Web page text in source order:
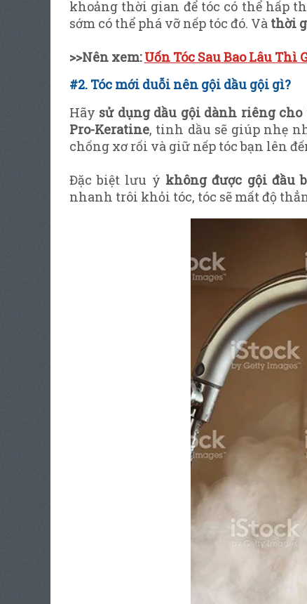
Nguyên tắc cơ bản sau khi duỗi tóc
khoảng thời gian để tóc có thể hấp
>>Nên xem: Uốn Tóc Sau Bao Lâu Thì
#2. Tóc mới duỗi nên gội dầu gội gì?
Hãysử dụng dầu gội dành riêng cho
Pro-Keratine , tinh dầu sẽ giúp nhẹ
Đặc biệt lưu ýkhông được gội đầu
nhanh trôi khỏi tóc, tóc sẽ mất độ